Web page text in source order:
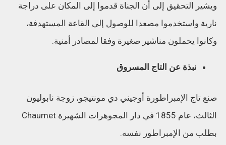
ويشير التحقيق إلى أن الجناة قدموا إلى المكان على دراجة
نارية واستخدموا مصعدا للوصول إلى القاعة المستهدفة،
وكانوا يحملون مناشير صغيرة وفقا لمصادر أمنية.
نبذة عن التاج المسروق
صنع تاج الإمبراطورة أوجيني دي مونتيجو، زوجة نابوليون
الثالث، عام 1855 في دار المجوهرات الشهيرة Chaumet
بطلب من الإمبراطور نفسه.